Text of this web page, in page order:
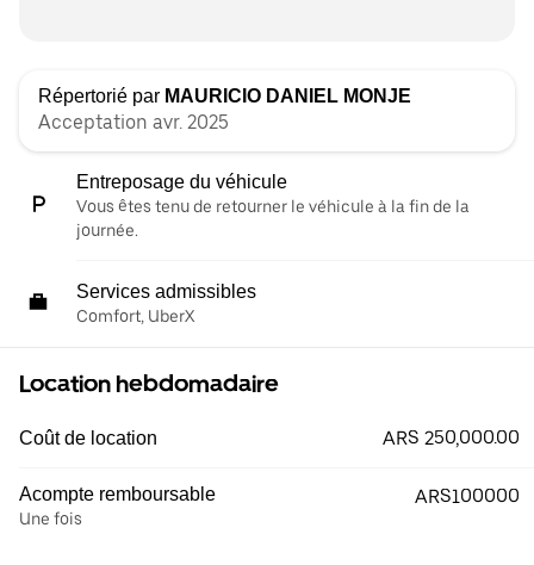
Répertorié par MAURICIO DANIEL MONJE
Acceptation avr. 2025
Entreposage du véhicule
Vous êtes tenu de retourner le véhicule à la fin de la
journée.
Services admissibles
Comfort, UberX
Location hebdomadaire
Coût de location ARS 250,000.00
Acompte remboursable
Une fois
ARS100000